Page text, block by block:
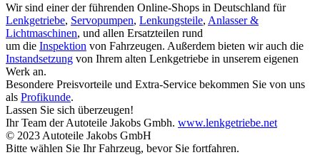
Wir sind einer der führenden Online-Shops in Deutschland für
Lenkgetriebe, Servopumpen, Lenkungsteile, Anlasser &
Lichtmaschinen, und allen Ersatzteilen rund
um die Inspektion von Fahrzeugen. Außerdem bieten wir auch die
Instandsetzung von Ihrem alten Lenkgetriebe in unserem eigenen
Werk an.
Besondere Preisvorteile und Extra-Service bekommen Sie von uns
als Profikunde.
Lassen Sie sich überzeugen!
Ihr Team der Autoteile Jakobs Gmbh. www.lenkgetriebe.net
© 2023 Autoteile Jakobs GmbH
Bitte wählen Sie Ihr Fahrzeug, bevor Sie fortfahren.